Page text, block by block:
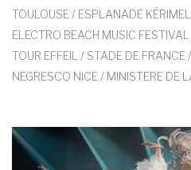
TOULOUSE / ESPLANADE
ELECTRO BEACH MUSIC
TOUR EFFEIL / STADE DE FRANCE
NEGRESCO NICE / MINISTERE DE